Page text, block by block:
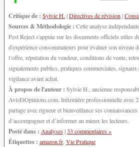
Critique de : Sylvie H. |Directives de révision|
Sources & Méthodologie : Cette analyse
Pest Reject s'appuie sur les documents officiels utiles
d'expérience consommateurs pour évaluer son niveau
l’offre, réputation du vendeur, conditions de vente,
signalements publics, pratiques commerciales,
vigilance avant achat.
À propos de l'auteur : Sylvie H., ancienne
AvisEtOpinions.com. Infirmière professionnelle avec
partage avec rigueur et bienveillance ses
d’accompagner et d’informer au mieux les lecteurs.
Posté dans : Analyses|33 commentaires »
Étiquettes : amazon.fr Vie Pratique